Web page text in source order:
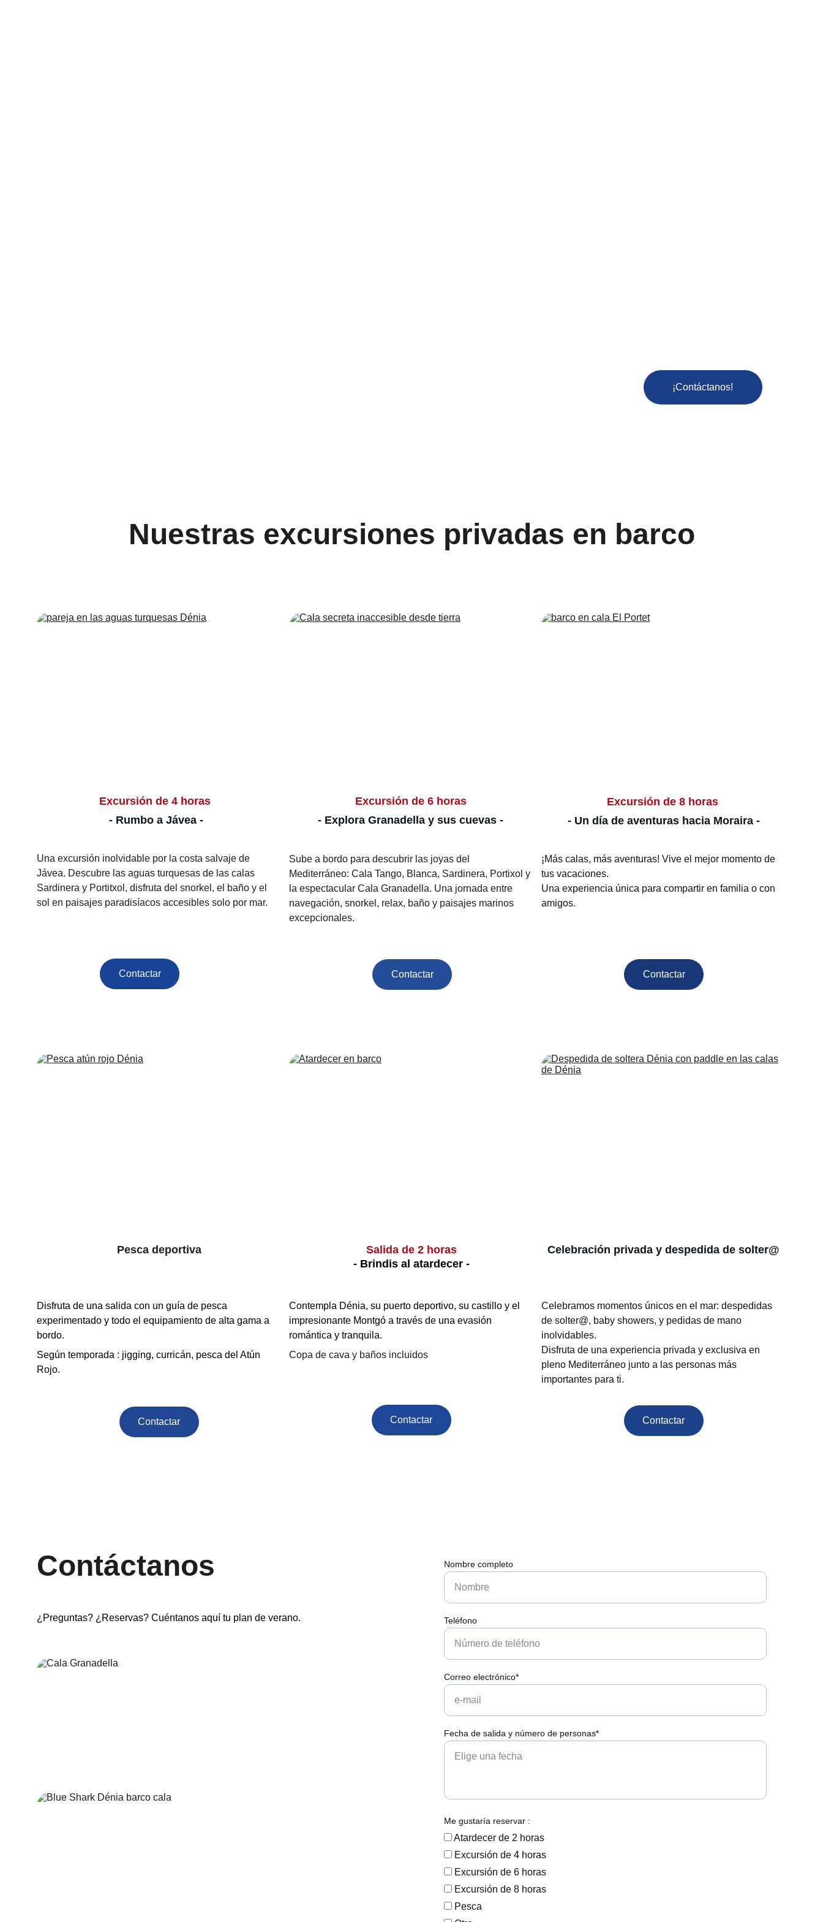
¡Contáctanos!
Nuestras excursiones privadas en barco
Excursión de 4 horas
- Rumbo a Jávea -
Una excursión inolvidable por la costa salvaje de
Jávea. Descubre las aguas turquesas de las calas
Sardinera y Portitxol, disfruta del snorkel, el baño y el
sol en paisajes paradisíacos accesibles solo por mar.
Sube a bordo para descubrir las joyas del
Mediterráneo: Cala Tango, Blanca, Sardinera, Portixol y
la espectacular Cala Granadella. Una jornada entre
navegación, snorkel, relax, baño y paisajes marinos
excepcionales.
¡Más calas, más aventuras! Vive el mejor momento de
tus vacaciones.
Una experiencia única para compartir en familia o con
amigos.
Excursión de 8 horas
- Un día de aventuras hacia Moraira -
Excursión de 6 horas
- Explora Granadella y sus cuevas -
Contactar Contactar
Contactar
Pesca deportiva
Disfruta de una salida con un guía de pesca
experimentado y todo el equipamiento de alta gama a
bordo.
Según temporada : jigging, curricán, pesca del Atún
Rojo.
Salida de 2 horas
- Brindis al atardecer -
Contempla Dénia, su puerto deportivo, su castillo y el
impresionante Montgó a través de una evasión
romántica y tranquila.
Copa de cava y baños incluidos
Celebramos momentos únicos en el mar: despedidas
de solter@, baby showers, y pedidas de mano
inolvidables.
Disfruta de una experiencia privada y exclusiva en
pleno Mediterráneo junto a las personas más
importantes para ti.
Celebración privada y despedida de solter@
Contactar Contactar
Contactar
Contáctanos Nombre completo
Teléfono
Correo electrónico*
Fecha de salida y número de personas*
Me gustaría reservar :
Atardecer de 2 horas
Excursión de 4 horas
Excursión de 6 horas
Excursión de 8 horas
Pesca
¿Preguntas? ¿Reservas? Cuéntanos aquí tu plan de verano.